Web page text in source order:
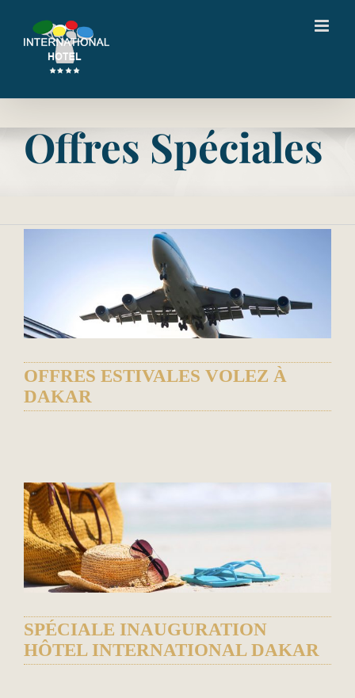
contenu
Offres Spéciales
OFFRES ESTIVALES VOLEZ À
DAKAR
SPÉCIALE INAUGURATION
HÔTEL INTERNATIONAL DAKAR